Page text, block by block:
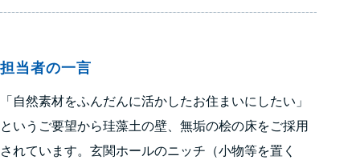
担当者の一言
「自然素材をふんだんに活かしたお住まいにしたい」
というご要望から珪藻土の壁、無垢の桧の床をご採用
されています。玄関ホールのニッチ（小物等を置く